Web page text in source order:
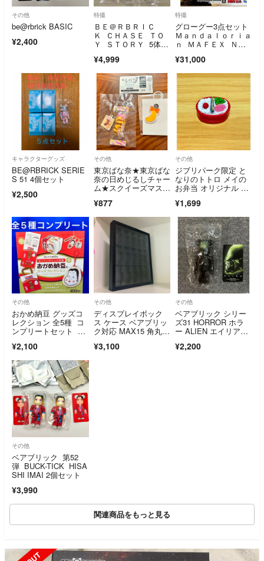
その他
be@rbrick BASIC
¥2,400
特撮
ＢＥ＠ＲＢＲＩＣ
Ｋ ＣＨＡＳＥ ＴＯ
Ｙ ＳＴＯＲＹ 5体セ
¥4,999
特撮
グローグー3点セット
Ｍａｎｄａｌｏｒｉａ
ｎ ＭＡＦＥＸ Ｎ
¥31,000
キャラクターグッズ
BE@RBRICK SERIE
S 51 4個セット
¥2,500
その他
東京ばな奈★東京ばな
奈の日めじるしチャー
ム★スクイーズマスコ
¥877
その他
ジブリパーク限定 と
なりのトトロ メイの
お弁当 オリジナル 食
¥1,699
その他
おかめ納豆 グッズコ
レクション 全5種 コ
ンプリートセット ガ
¥2,100
その他
ディスプレイボック
ス ケース ベアブリッ
ク対応 MAX15 角丸ve
¥3,100
その他
ベアブリック シリー
ズ31 HORROR ホラ
ー ALIEN エイリア
¥2,200
その他
ベアブリック 第52
弾 BUCK-TICK HISA
SHI IMAI 2個セット
¥3,990
関連商品をもっと見る
SOLD OUT